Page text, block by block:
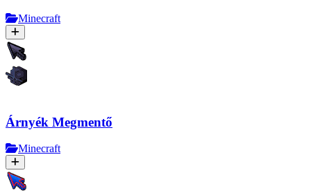
Minecraft
Árnyék Megmentő
Minecraft